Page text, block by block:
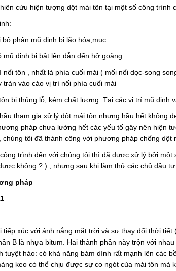
cứu hiện tượng dột mái tôn tại một số công
bộ phận mũ đinh bị lão hóa,muc
mũ đinh bị bật lên dẫn đến hở goăng
nối tôn , nhất là phía cuối mái ( mối nối dọc-song
tràn vào cáo vị trí nối phía cuối mái
bị thủng lỗ, kém chất lượng. Tại các vị trí mũ đinh
tham gia xử lý dột mái tôn nhưng hầu hết không
pháp chưa lường hết các yếu tố gây nên hiện
tôi đã thành công với phương pháp chống dột
trình đến với chúng tôi thì đã được xử lý bởi
không ? ) , nhưng sau khi làm thử các chủ đầu
pháp
tiếp xúc với ánh nắng mặt trời và sự thay đổi thời
B là nhựa bitum. Hai thành phần này trộn với
tuyệt hảo: có khả năng bám dính rất mạnh lên các
keo có thể chịu được sự co ngót của mái tôn mà